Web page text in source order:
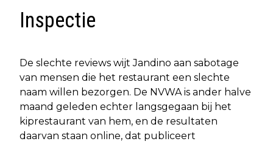
Inspectie
De slechte reviews wijt Jandino aan sabotage
van mensen die het restaurant een slechte
naam willen bezorgen. De NVWA is ander halve
maand geleden echter langsgegaan bij het
kiprestaurant van hem, en de resultaten
daarvan staan online, dat publiceert